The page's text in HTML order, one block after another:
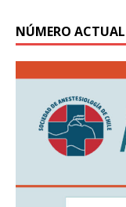
NÚMERO ACTUAL